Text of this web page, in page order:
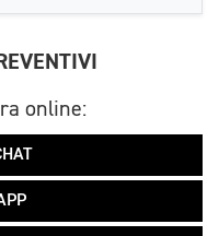
online: